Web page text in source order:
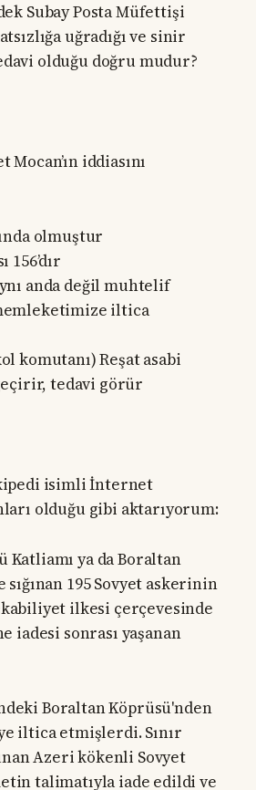
Subay Posta Müfettişi
uğradığı ve sinir
olduğu doğru mudur?
iddiasını
olmuştur
156’dır
anda değil muhtelif
iltica
komutanı) Reşat asabi
tedavi görür
isimli İnternet
olduğu gibi aktarıyorum:
Katliamı ya da Boraltan
195 Sovyet askerinin
ilkesi çerçevesinde
iadesi sonrası yaşanan
Boraltan Köprüsü'nden
iltica etmişlerdi. Sınır
Azeri kökenli Sovyet
talimatıyla iade edildi ve